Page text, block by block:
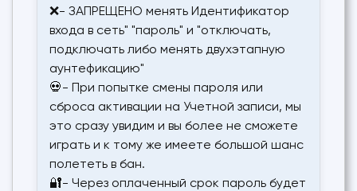
❌- ЗАПРЕЩЕНО менять Идентификатор
входа в сеть" "пароль" и "отключать,
подключать либо менять двухэтапную
аунтефикацию"
💀- При попытке смены пароля или
сброса активации на Учетной записи, мы
это сразу увидим и вы более не сможете
играть и к тому же имеете большой шанс
полететь в бан.
🔐- Через оплаченный срок пароль будет